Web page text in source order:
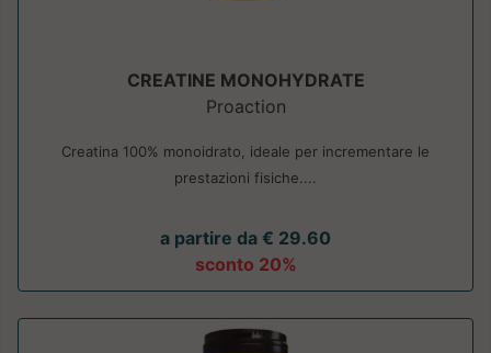
CREATINE MONOHYDRATE
Proaction
Creatina 100% monoidrato, ideale per incrementare le
prestazioni fisiche....
a partire da € 29.60
sconto 20%